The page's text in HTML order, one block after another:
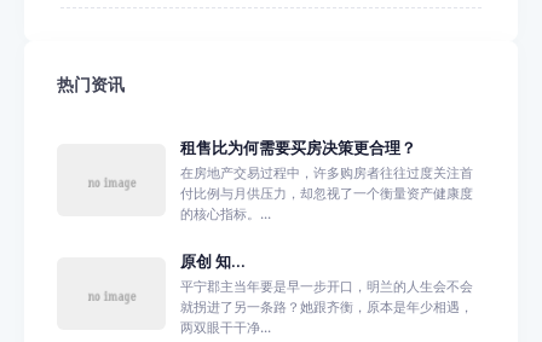
热门资讯
租售比为何需要买房决策更合理？
在房地产交易过程中，许多购房者往往过度关注首
付比例与月供压力，却忽视了一个衡量资产健康度
的核心指标。...
原创 知...
平宁郡主当年要是早一步开口，明兰的人生会不会
就拐进了另一条路？她跟齐衡，原本是年少相遇，
两双眼干干净...